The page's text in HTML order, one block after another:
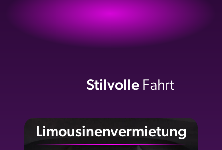
Stilvolle Fahrt
Limousinenvermietung